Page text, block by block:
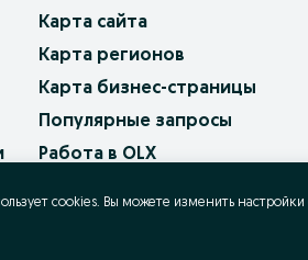
Карта сайта
Карта регионов
Карта бизнес-страницы
Популярные запросы
Работа в OLX
cookies. Вы можете изменить настройки